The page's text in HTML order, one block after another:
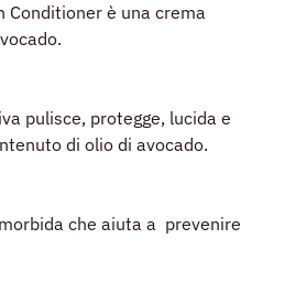
Conditioner è una crema
pulisce, protegge, lucida e
di olio di avocado.
che aiuta a prevenire